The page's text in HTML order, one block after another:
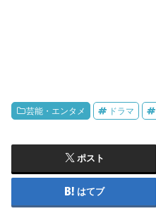
芸能・エンタメ ドラマ
ポスト
はてブ